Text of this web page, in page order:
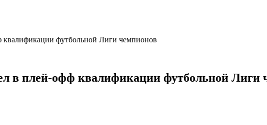
футбольной Лиги чемпионов
в плей-офф квалификации футбольной Лиги